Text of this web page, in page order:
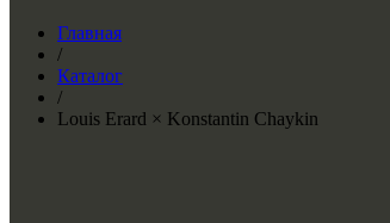
Главная
/
Каталог
/
Louis Erard × Konstantin Chaykin